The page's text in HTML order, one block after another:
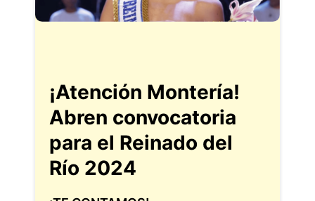
¡Atención Montería!
Abren convocatoria
para el Reinado del
Río 2024